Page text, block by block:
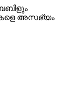
അസഭ്യം